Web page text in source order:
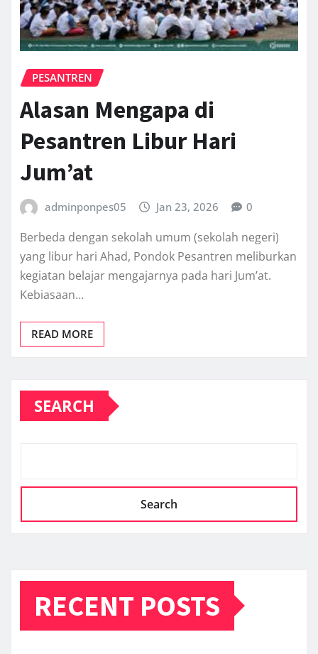
PESANTREN
Alasan Mengapa di
Pesantren Libur Hari
Jum’at
adminponpes05 Jan 23, 2026 0
Berbeda dengan sekolah umum (sekolah negeri)
yang libur hari Ahad, Pondok Pesantren meliburkan
kegiatan belajar mengajarnya pada hari Jum’at.
Kebiasaan…
READ MORE
SEARCH
Search
RECENT POSTS